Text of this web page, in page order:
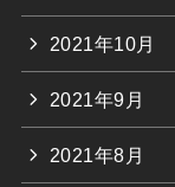
2021年10月
2021年9月
2021年8月